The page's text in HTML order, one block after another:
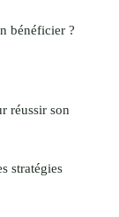
bénéficier ?
réussir son
stratégies